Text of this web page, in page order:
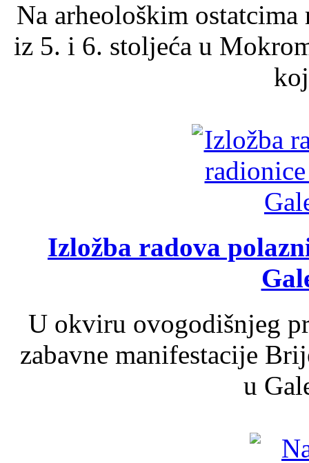
Na arheološkim
iz 5. i 6. stoljeća u
Izložba radova
U okviru ovogodišnjeg
zabavne manifestacije
u